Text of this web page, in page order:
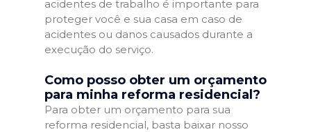
acidentes de trabalho é importante para
proteger você e sua casa em caso de
acidentes ou danos causados durante a
execução do serviço.
Como posso obter um orçamento
para minha reforma residencial?
Para obter um orçamento para sua
reforma residencial, basta baixar nosso